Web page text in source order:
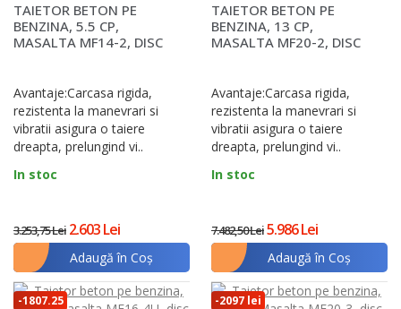
TAIETOR BETON PE
BENZINA, 5.5 CP,
MASALTA MF14-2, DISC
Avantaje:Carcasa rigida,
rezistenta la manevrari si
vibratii asigura o taiere
dreapta, prelungind vi..
In stoc
3.253,75 Lei 2.603 Lei
Adaugă în Coş
TAIETOR BETON PE
BENZINA, 13 CP,
MASALTA MF20-2, DISC
Avantaje:Carcasa rigida,
rezistenta la manevrari si
vibratii asigura o taiere
dreapta, prelungind vi..
In stoc
7.482,50 Lei5.986 Lei
Adaugă în Coş
-1807.25
-2097 lei